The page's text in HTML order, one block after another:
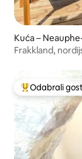
Kuća –
Frakkland,
Među najviše
Odabrali